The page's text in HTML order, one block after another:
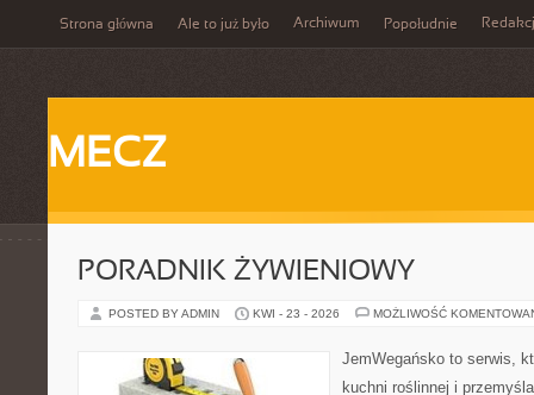
Strona główna Ale to już było Archiwum Popołudnie
MECZ
PORADNIK ŻYWIENIOWY
POSTED BY ADMIN KWI - 23 - 2026 MOŻLIWOŚĆ
JemWegańsko to serwis,
kuchni roślinnej i